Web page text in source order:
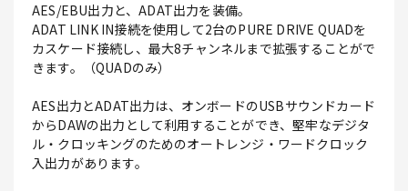
AES/EBU出力と、ADAT出力を装備。
ADAT LINK IN接続を使用して2台のPURE DRIVE QUADを
カスケード接続し、最大8チャンネルまで拡張することがで
きます。（QUADのみ）
AES出力とADAT出力は、オンボードのUSBサウンドカード
からDAWの出力として利用することができ、堅牢なデジタ
ル・クロッキングのためのオートレンジ・ワードクロック
入出力があります。